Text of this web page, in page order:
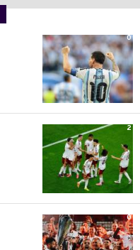
0
2
0